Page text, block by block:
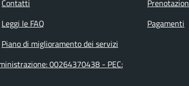
Contatti
Leggi le FAQ Pagamenti
Piano di miglioramento dei servizi
00264370438 - PEC: